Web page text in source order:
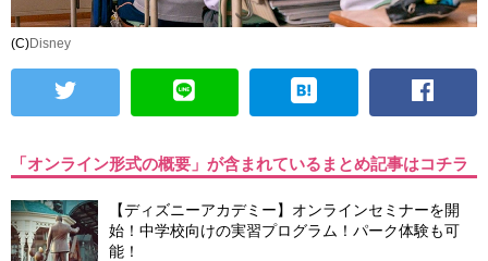
(C)Disney
「オンライン形式の概要」が含まれているまとめ記事はコチラ
【ディズニーアカデミー】オンラインセミナーを開
始！中学校向けの実習プログラム！パーク体験も可
能！